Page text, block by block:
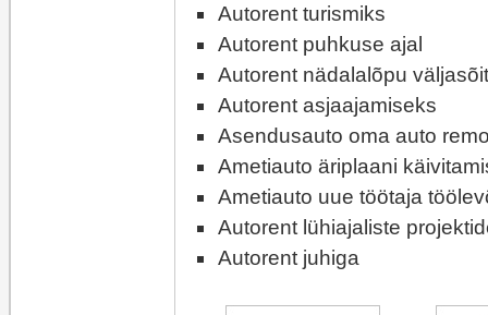
Autorent turismiks
Autorent puhkuse ajal
Autorent nädalalõpu
Autorent asjaajamiseks
Asendusauto oma auto
Ametiauto äriplaani
Ametiauto uue töötaja
Autorent lühiajaliste
Autorent juhiga